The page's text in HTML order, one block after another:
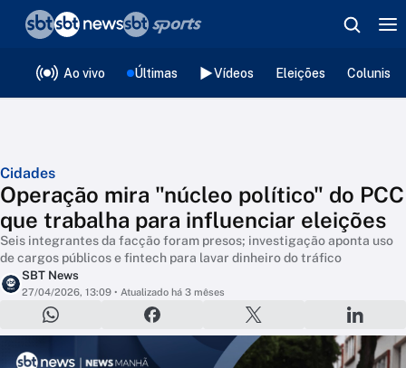
Ao vivo Últimas Vídeos Eleições
Cidades
Operação mira "núcleo político" do PCC
que trabalha para influenciar eleições
Seis integrantes da facção foram presos; investigação aponta uso
de cargos públicos e fintech para lavar dinheiro do tráfico
SBT News
27/04/2026, 13:09 • Atualizado há 3 mêses
❮voltar
Editorias